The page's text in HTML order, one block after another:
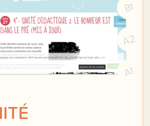
B1
A2
A1